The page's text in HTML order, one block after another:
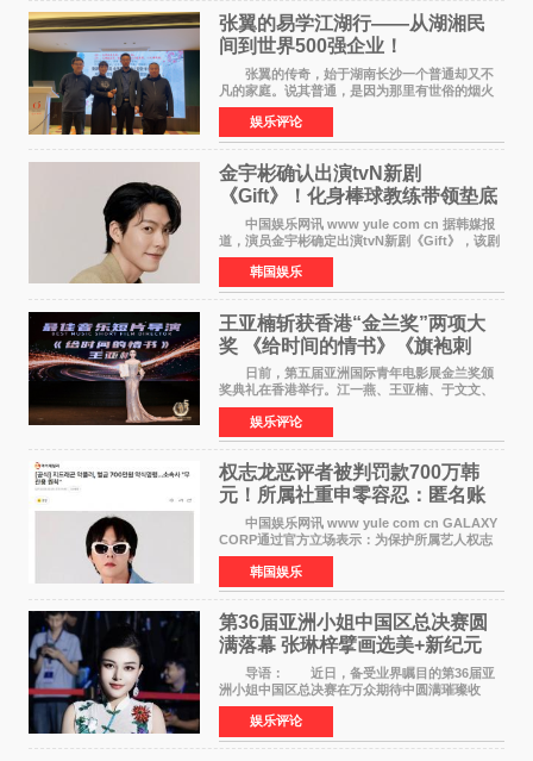
张翼的易学江湖行——从湖湘民
间到世界500强企业！
张翼的传奇，始于湖南长沙一个普通却又不
凡的家庭。说其普通，是因为那里有世俗的烟火
气；说其不凡，是因为家中有一位洞悉天地玄机
的长者——他的爷爷。作为当地的风水师，爷爷
是张翼走进易学
娱乐评论
金宇彬确认出演tvN新剧
《Gift》！化身棒球教练带领垫底
球队逆袭
中国娱乐网讯 www yule com cn 据韩媒报
道，演员金宇彬确定出演tvN新剧《Gift》，该剧
预计将于下半年播出，引发观众高度期待。
本剧改编自同名网络漫画，讲述一位经历意外事
故后获得特殊
韩国娱乐
王亚楠斩获香港“金兰奖”两项大
奖 《给时间的情书》《旗袍刺
客》双双获肯定
日前，第五届亚洲国际青年电影展金兰奖颁
奖典礼在香港举行。江一燕、王亚楠、于文文、
李东学等知名演员出席活动。著名演员、导演王
亚楠凭借音乐故事片《给时间的情书》和院线电
影《旗袍刺客》
娱乐评论
权志龙恶评者被判罚款700万韩
元！所属社重申零容忍：匿名账
号也难逃刑责
中国娱乐网讯 www yule com cn GALAXY
CORP通过官方立场表示：为保护所属艺人权志
龙的名誉和权益，将持续对网络上发生的名誉损
害、散布虚假事实、侮辱、恶意诽谤等行为采取
法律应对措施。
韩国娱乐
第36届亚洲小姐中国区总决赛圆
满落幕 张琳梓擘画选美+新纪元
导语： 近日，备受业界瞩目的第36届亚
洲小姐中国区总决赛在万众期待中圆满璀璨收
官。整场盛典汇聚万千芳华，不仅完成了新一届
美丽代言人的加冕选拔，更在行业发展层面带来
颠覆性突破。活动
娱乐评论